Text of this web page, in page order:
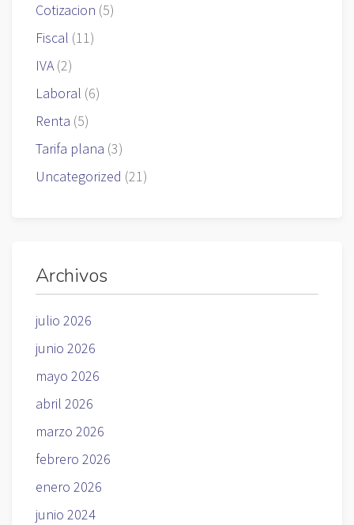
Cotizacion (5)
Fiscal (11)
IVA(2)
Laboral (6)
Renta (5)
Tarifa plana (3)
Uncategorized (21)
Archivos
julio 2026
junio 2026
mayo 2026
abril 2026
marzo 2026
febrero 2026
enero 2026
junio 2024